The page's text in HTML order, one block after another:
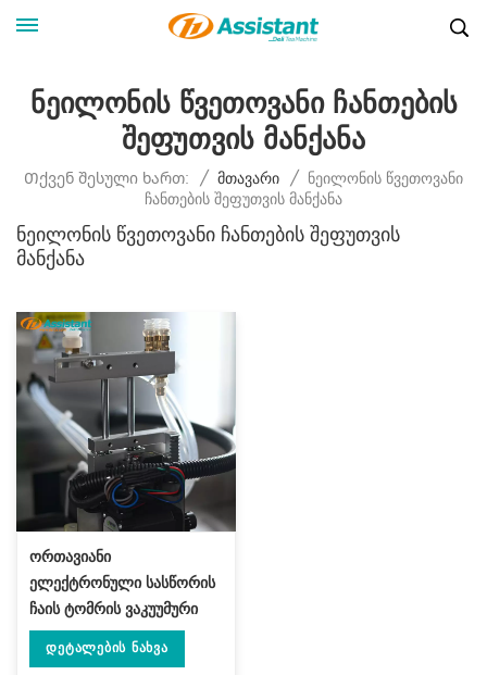
Ნეილონის Წვეთოვანი Ჩანთების
Შეფუთვის Მანქანა
Თქვენ Შესული Ხართ: / Მთავარი / Ნეილონის Წვეთოვანი
Ჩანთების Შეფუთვის Მანქანა
Ნეილონის Წვეთოვანი Ჩანთების Შეფუთვის
Მანქანა
ორთავიანი
ელექტრონული სასწორის
ჩაის ტომრის ვაკუუმური
დალუქვის მანქანა DL-
DZK-2S-A
Დეტალების Ნახვა